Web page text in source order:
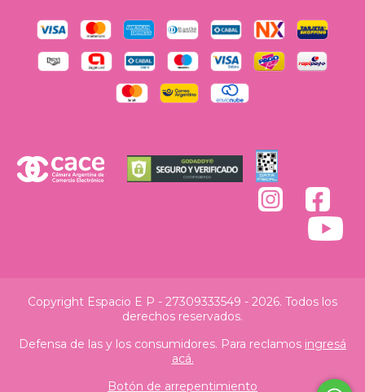
Copyright Espacio E P - 27309333549 - 2026. Todos los
derechos reservados.
Defensa de las y los consumidores. Para reclamos ingresá
acá.
Botón de arrepentimiento